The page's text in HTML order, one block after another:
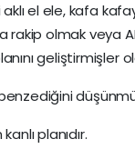
el ele, kafa
rakip olmak veya
geliştirmişler
planıdır.